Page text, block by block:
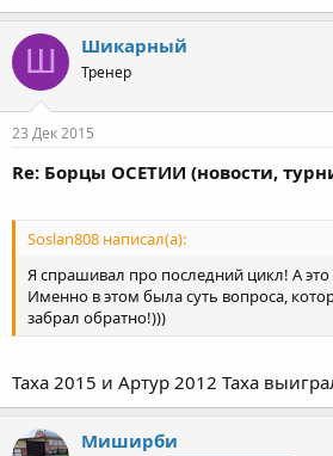
Ш Шикарный
Тренер
23 Дек 2015
Re: Борцы ОСЕТИИ (новости,
Soslan808 написал(а):
Я спрашивал про последний цикл! А
Именно в этом была суть вопроса,
забрал обратно!)))
Таха 2015 и Артур 2012 Таха
Миширби